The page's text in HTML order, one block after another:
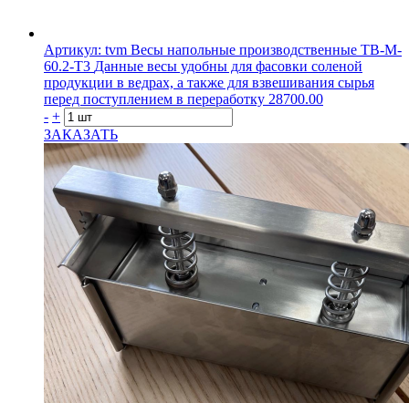
Артикул: tvm Весы напольные производственные ТВ-M-
60.2-T3 Данные весы удобны для фасовки соленой
продукции в ведрах, а также для взвешивания сырья
перед поступлением в переработку 28700.00
- +
ЗАКАЗАТЬ